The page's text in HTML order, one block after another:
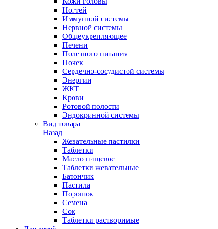
Ногтей
Иммунной системы
Нервной системы
Общеукрепляющее
Печени
Полезного питания
Почек
Сердечно-сосудистой системы
Энергии
ЖКТ
Крови
Ротовой полости
Эндокринной системы
Вид товара
Назад
Жевательные пастилки
Таблетки
Масло пищевое
Таблетки жевательные
Батончик
Пастила
Порошок
Семена
Сок
Таблетки растворимые